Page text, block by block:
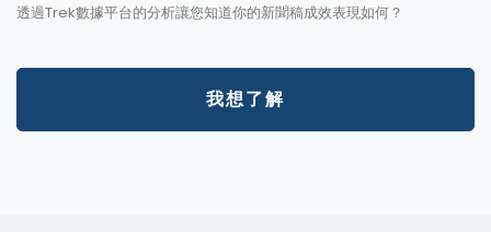
透過Trek數據平台的分析讓您知道你的新聞稿成效表現如何？
我想了解